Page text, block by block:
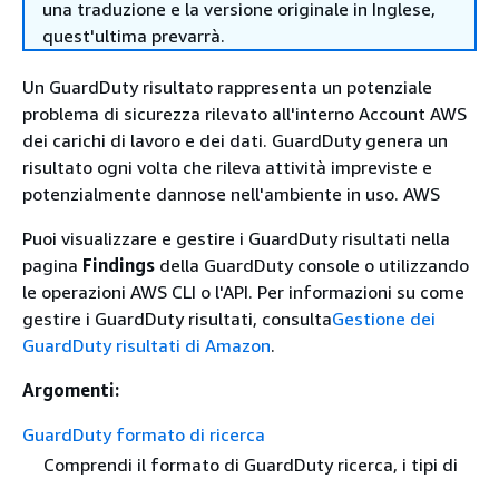
una traduzione e la versione originale in Inglese,
quest'ultima prevarrà.
Un GuardDuty risultato rappresenta un potenziale
problema di sicurezza rilevato all'interno Account AWS
dei carichi di lavoro e dei dati. GuardDuty genera un
risultato ogni volta che rileva attività impreviste e
potenzialmente dannose nell'ambiente in uso. AWS
Puoi visualizzare e gestire i GuardDuty risultati nella
pagina Findings della GuardDuty console o utilizzando
le operazioni AWS CLI o l'API. Per informazioni su come
gestire i GuardDuty risultati, consultaGestione dei
GuardDuty risultati di Amazon.
Argomenti:
GuardDuty formato di ricerca
Comprendi il formato di GuardDuty ricerca, i tipi di